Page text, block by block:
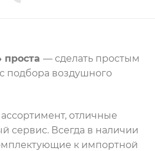
проста — сделать простым
подбора воздушного
отличные
сервис. Всегда в наличии
к импортной